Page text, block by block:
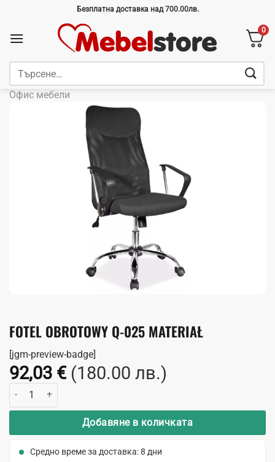
content
Безплатна доставка над 700.00лв.
0
Търсене
Офис мебели
FOTEL OBROTOWY Q-025 MATERIAŁ
[jgm-preview-badge]
92,03 € (180.00 лв.)
количество за Fotel obrotowy Q-025 materiał
Добавяне в количката
Средно време за доставка: 8 дни